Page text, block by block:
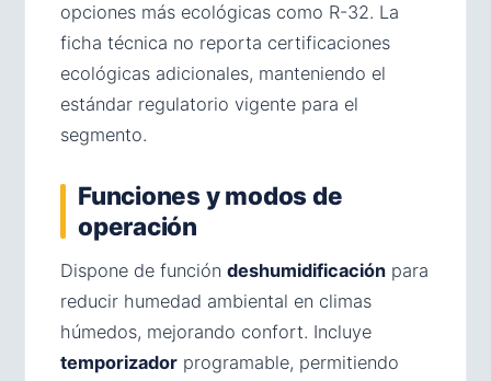
opciones más ecológicas como R-32. La
ficha técnica no reporta certificaciones
ecológicas adicionales, manteniendo el
estándar regulatorio vigente para el
segmento.
Funciones y modos de
operación
Dispone de función deshumidificación para
reducir humedad ambiental en climas
húmedos, mejorando confort. Incluye
temporizador programable, permitiendo